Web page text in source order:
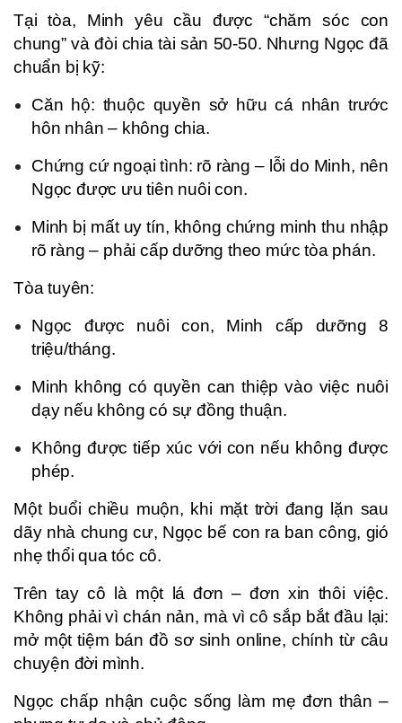
Tại tòa, Minh yêu cầu được “chăm sóc con
chung” và đòi chia tài sản 50-50. Nhưng Ngọc đã
chuẩn bị kỹ:
Căn hộ: thuộc quyền sở hữu cá nhân trước
hôn nhân – không chia.
Chứng cứ ngoại tình: rõ ràng – lỗi do Minh, nên
Ngọc được ưu tiên nuôi con.
Minh bị mất uy tín, không chứng minh thu nhập
rõ ràng – phải cấp dưỡng theo mức tòa phán.
Tòa tuyên:
Ngọc được nuôi con, Minh cấp dưỡng 8
triệu/tháng.
Minh không có quyền can thiệp vào việc nuôi
dạy nếu không có sự đồng thuận.
Không được tiếp xúc với con nếu không được
phép.
Một buổi chiều muộn, khi mặt trời đang lặn sau
dãy nhà chung cư, Ngọc bế con ra ban công, gió
nhẹ thổi qua tóc cô.
Trên tay cô là một lá đơn – đơn xin thôi việc.
Không phải vì chán nản, mà vì cô sắp bắt đầu lại:
mở một tiệm bán đồ sơ sinh online, chính từ câu
chuyện đời mình.
Ngọc chấp nhận cuộc sống làm mẹ đơn thân –